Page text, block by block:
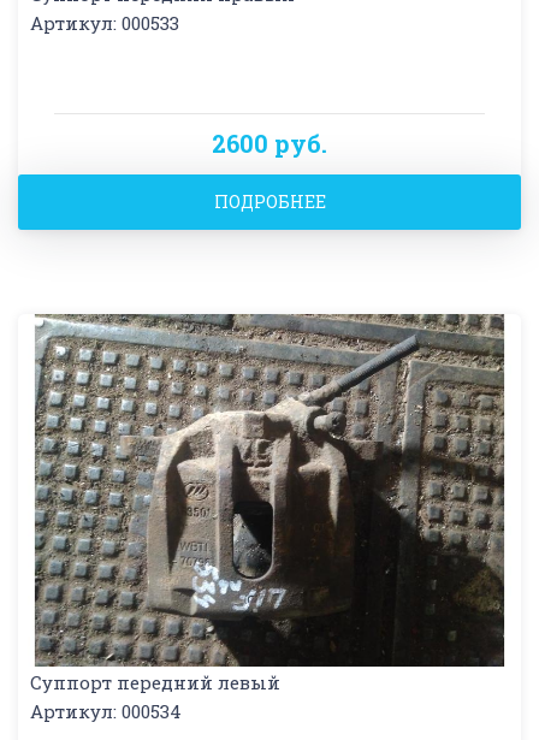
Артикул: 000533
2600 руб.
ПОДРОБНЕЕ
Суппорт передний левый
Артикул: 000534